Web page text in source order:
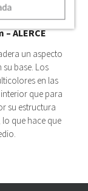
ALERCE
un aspecto
base. Los
en las
que para
su estructura
que hace que